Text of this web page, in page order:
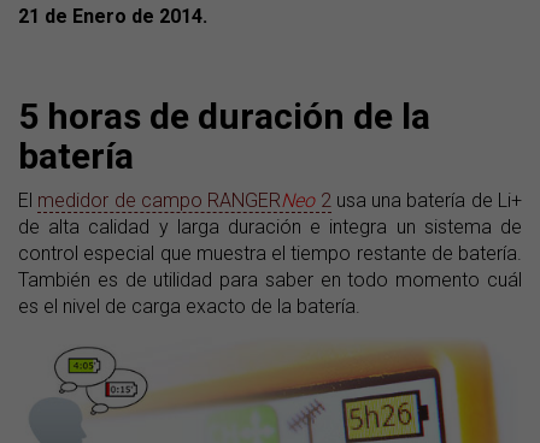
21 de Enero de 2014.
5 horas de duración de la
batería
El medidor de campo RANGERNeo2usa una batería de Li+
de alta calidad y larga duración e integra un sistema de
control especial que muestra el tiempo restante de batería.
También es de utilidad para saber en todo momento cuál
es el nivel de carga exacto de la batería.